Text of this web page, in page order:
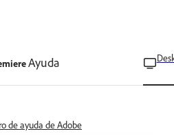
Ayuda
de ayuda de Adobe
Detectar y eliminar pausas
fuente individuales